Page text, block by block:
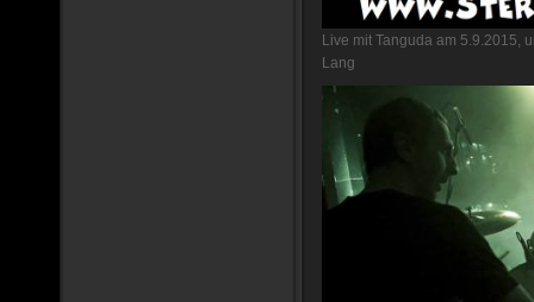
Live mit Tanguda am 5.9.2015,
Lang